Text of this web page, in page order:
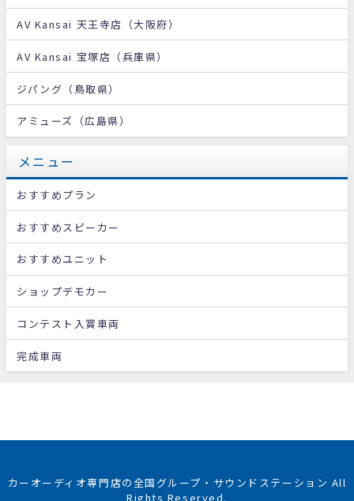
AV Kansai 天王寺店（大阪府）
AV Kansai 宝塚店（兵庫県）
ジパング（鳥取県）
アミューズ（広島県）
メニュー
おすすめプラン
おすすめスピーカー
おすすめユニット
ショップデモカー
コンテスト入賞車両
完成車両
カーオーディオ専門店の全国グループ・サウンドステーション All
Rights Reserved.